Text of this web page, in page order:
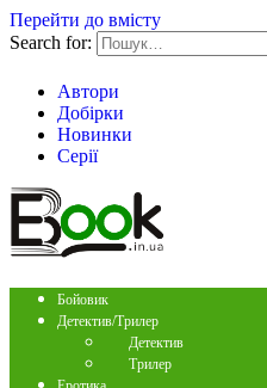
Перейти до вмісту
Search for:
Автори
Добірки
Новинки
Серії
Бойовик
Детектив/Трилер
Детектив
Трилер